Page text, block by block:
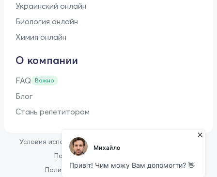
Украинский онлайн
Биология онлайн
Химия онлайн
О компании
FAQ Важно
Блог
Стань репетитором
Условия использования
Политика конфиденциальности
Политика в отношении файлов cookie